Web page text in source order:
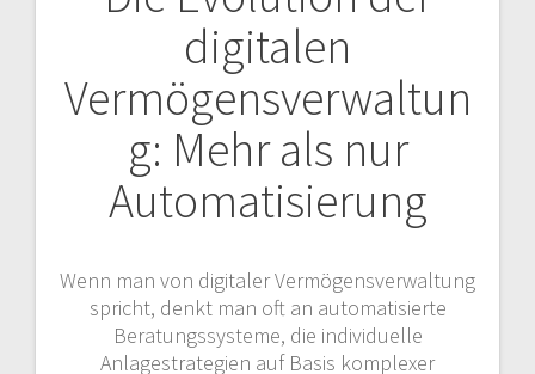
digitalen
Vermögensverwaltun
g: Mehr als nur
Automatisierung
Wenn man von digitaler Vermögensverwaltung
spricht, denkt man oft an automatisierte
Beratungssysteme, die individuelle
Anlagestrategien auf Basis komplexer